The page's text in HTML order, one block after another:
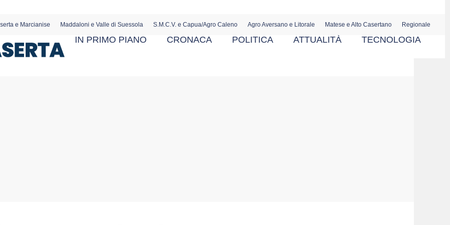
e Marcianise Maddaloni e Valle di Suessola S.M.C.V. e Capua/Agro Caleno Agro Aversano e Litorale Matese e Alto Casertano Regionale
IN PRIMO PIANO CRONACA POLITICA ATTUALITÀ TECNOLOGIA